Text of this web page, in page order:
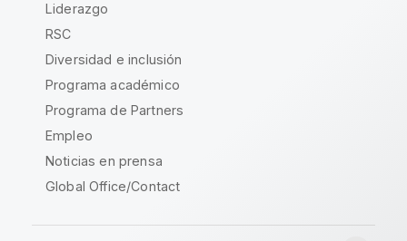
Liderazgo
RSC
Diversidad e inclusión
Programa académico
Programa de Partners
Empleo
Noticias en prensa
Global Office/Contact